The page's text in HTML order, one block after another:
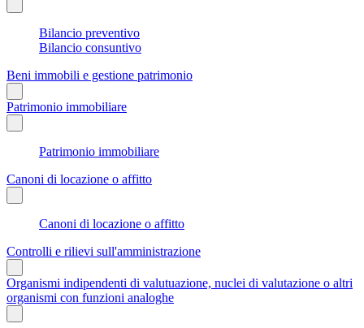
Bilancio preventivo
Bilancio consuntivo
Beni immobili e gestione patrimonio
Patrimonio immobiliare
Patrimonio immobiliare
Canoni di locazione o affitto
Canoni di locazione o affitto
Controlli e rilievi sull'amministrazione
Organismi indipendenti di valutuazione, nuclei di valutazione o altri
organismi con funzioni analoghe